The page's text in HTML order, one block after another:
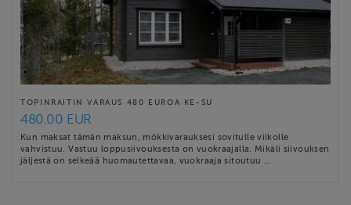
TOPINRAITIN VARAUS 480 EUROA KE-SU
480.00 EUR
Kun maksat tämän maksun, mökkivarauksesi sovitulle viikolle
vahvistuu. Vastuu loppusiivouksesta on vuokraajalla. Mikäli siivouksen
jäljestä on selkeää huomautettavaa, vuokraaja sitoutuu …